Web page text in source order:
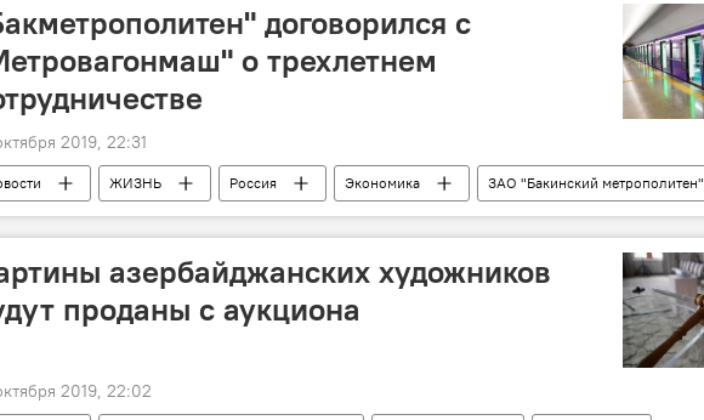
договорился с
о трехлетнем
2019, 22:31
ЖИЗНЬ Россия Экономика
ЗАО "Бакинский метрополитен"
"Метровагонмаш"
вагоны сотрудничество
азербайджанских художников
проданы с аукциона
2019, 22:02